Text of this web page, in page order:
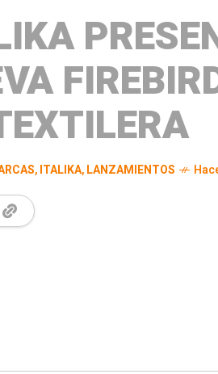
,ITALIKA,LANZAMIENTOS